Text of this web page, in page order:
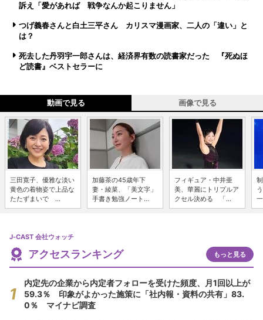
訴え「愛があれば 戦争なんか起こりません」
つげ義春さんと白土三平さん カリスマ漫画家、二人の「違い」と
は？
死去した丹羽宇一郎さんは、経済界有数の読書家だった 『死ぬほ
ど読書』ベストセラーに
動画で見る 画像で見る
三田寛子、優雅な淡い
黄色の着物姿で上品な
たたずまいで ...
加藤茶の45歳年下
妻・綾菜、「美文字」
手書き勉強ノート...
フィギュア・中井亜
美、華麗にトリプルア
クセル決める 「...
J-CAST 会社ウォッチ
アクセスランキング もっと見る
内定先の企業から内定者フォローを受けた頻度、月1回以上が
59.3％ 印象がよかった施策に「社内報・資料の共有」83.
0％ マイナビ調査